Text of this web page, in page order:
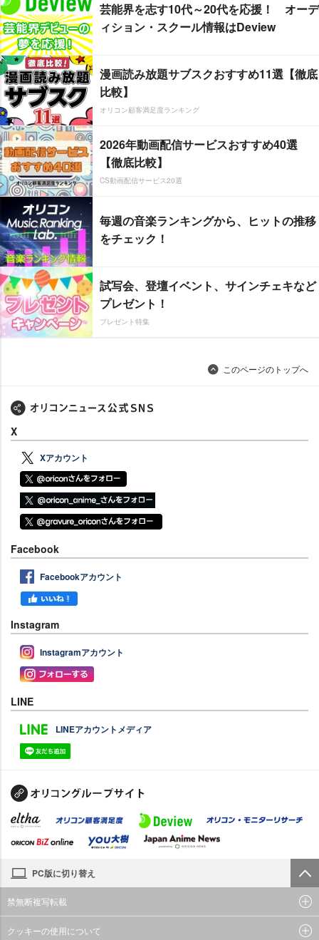
芸能界を志す10代～20代を応援！ オーデ
ィション・スクール情報はDeview
漫画読み放題サブスクおすすめ11選【徹底
比較】
オリコン顧客満足度ランキング
2026年動画配信サービスおすすめ40選
【徹底比較】
CS動画配信サービス20選
毎週の音楽ランキングから、ヒットの推移
をチェック！
試写会、登壇イベント、サインチェキなど
プレゼント！
プレゼント特集
このページのトップへ
X
Xアカウント
Facebook
Facebookアカウント
Instagram
Instagramアカウント
LINE
LINEアカウントメディア
PC版に切り替え
禁無断複写転載
クッキーの使用について